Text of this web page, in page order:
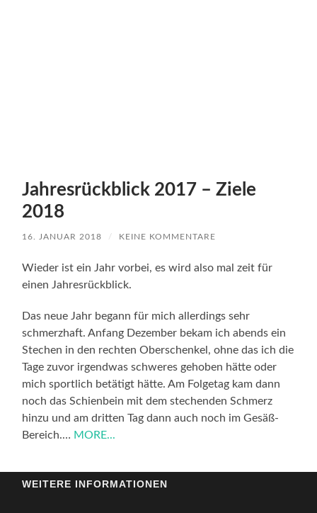
Jahresrückblick 2017 – Ziele
2018
16. JANUAR 2018 / KEINE KOMMENTARE
Wieder ist ein Jahr vorbei, es wird also mal zeit für
einen Jahresrückblick.
Das neue Jahr begann für mich allerdings sehr
schmerzhaft. Anfang Dezember bekam ich abends ein
Stechen in den rechten Oberschenkel, ohne das ich die
Tage zuvor irgendwas schweres gehoben hätte oder
mich sportlich betätigt hätte. Am Folgetag kam dann
noch das Schienbein mit dem stechenden Schmerz
hinzu und am dritten Tag dann auch noch im Gesäß-
Bereich.… MORE...
WEITERE INFORMATIONEN